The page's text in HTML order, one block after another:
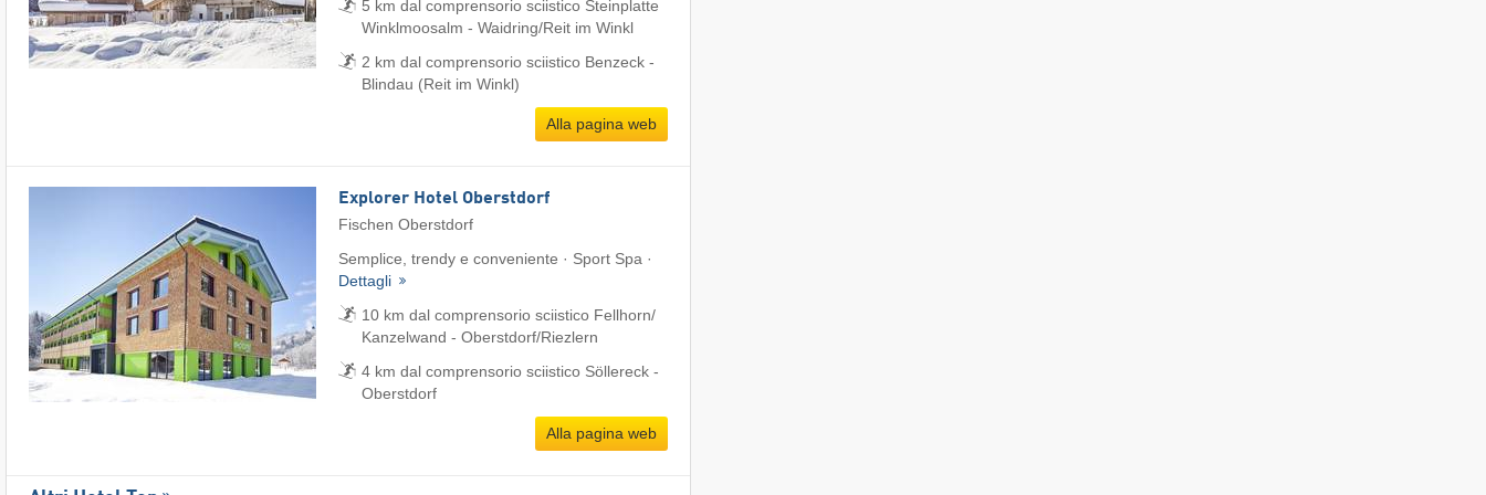
5 km dal comprensorio sciistico Steinplatte
Winklmoosalm - Waidring/​Reit im Winkl
2 km dal comprensorio sciistico Benzeck -
Blindau (Reit im Winkl)
Alla pagina web
Explorer Hotel Oberstdorf
Fischen Oberstdorf
Semplice, trendy e conveniente · Sport Spa ·
Dettagli
10 km dal comprensorio sciistico Fellhorn/​
Kanzelwand - Oberstdorf/​Riezlern
4 km dal comprensorio sciistico Söllereck -
Oberstdorf
Alla pagina web